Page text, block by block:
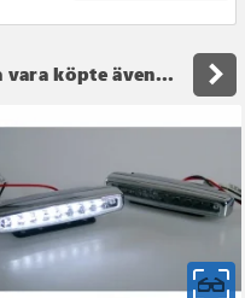
vara köpte även... navigate_next